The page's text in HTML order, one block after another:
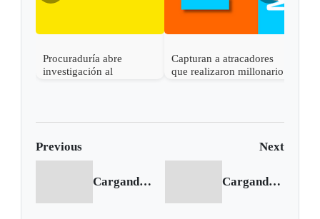
Procuraduría abre
investigación al
política
Capturan a atracadores
que realizaron millonario
Previous Next
Cargando anterior... Cargando siguiente...